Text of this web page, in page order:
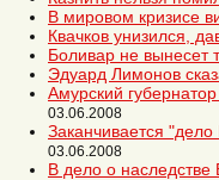
В мировом кризисе
Квачков унизился,
Боливар не вынесет
Эдуард Лимонов
Амурский
03.06.2008
Заканчивается
03.06.2008
В дело о